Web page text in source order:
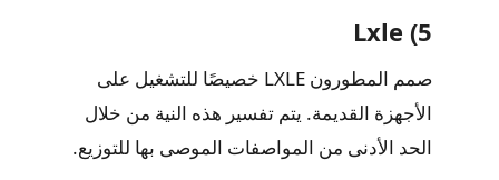
5) Lxle
صمم المطورون LXLE خصيصًا للتشغيل على
الأجهزة القديمة. يتم تفسير هذه النية من خلال
الحد الأدنى من المواصفات الموصى بها للتوزيع.